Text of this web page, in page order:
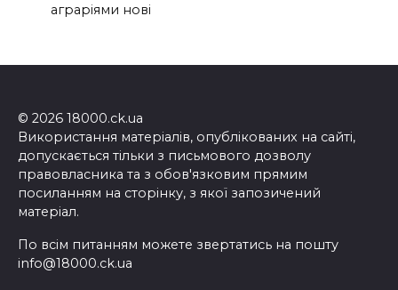
аграріями нові
© 2026 18000.ck.ua
Використання матеріалів, опублікованих на сайті,
допускається тільки з письмового дозволу
правовласника та з обов'язковим прямим
посиланням на сторінку, з якої запозичений
матеріал.
По всім питанням можете звертатись на пошту
info@18000.ck.ua